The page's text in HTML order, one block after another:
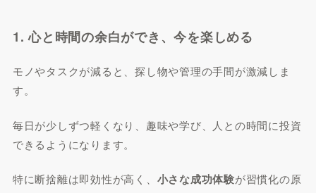
1. 心と時間の余白ができ、今を楽しめる
モノやタスクが減ると、探し物や管理の手間が激減しま
す。
毎日が少しずつ軽くなり、趣味や学び、人との時間に投資
できるようになります。
特に断捨離は即効性が高く、 小さな成功体験が習慣化の原